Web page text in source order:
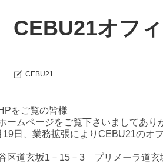
CEBU21オフ
CEBU21
をご覧の皆様
ームページをご覧下さいましてあり
19日、業務拡張によりCEBU21のオ
区道玄坂1－15－3 プリメーラ道